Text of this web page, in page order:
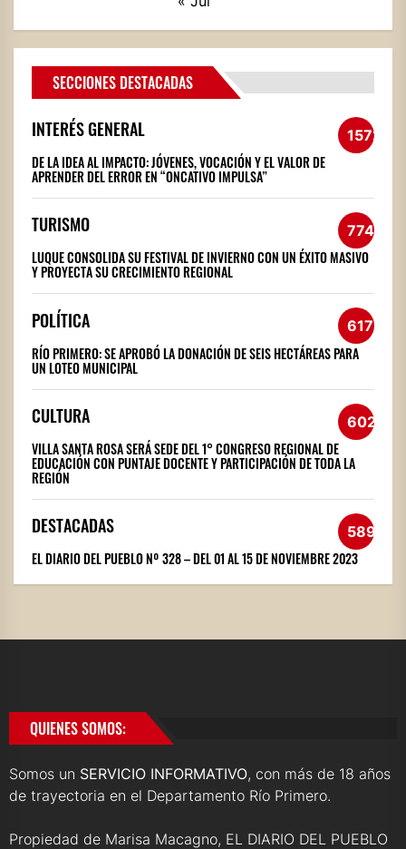
SECCIONES DESTACADAS
INTERÉS GENERAL 1572
DE LA IDEA AL IMPACTO: JÓVENES, VOCACIÓN Y EL VALOR DE
APRENDER DEL ERROR EN “ONCATIVO IMPULSA”
TURISMO 774
LUQUE CONSOLIDA SU FESTIVAL DE INVIERNO CON UN ÉXITO MASIVO
Y PROYECTA SU CRECIMIENTO REGIONAL
POLÍTICA 617
RÍO PRIMERO: SE APROBÓ LA DONACIÓN DE SEIS HECTÁREAS PARA
UN LOTEO MUNICIPAL
CULTURA 602
VILLA SANTA ROSA SERÁ SEDE DEL 1° CONGRESO REGIONAL DE
EDUCACIÓN CON PUNTAJE DOCENTE Y PARTICIPACIÓN DE TODA LA
REGIÓN
DESTACADAS 589
EL DIARIO DEL PUEBLO Nº 328 – DEL 01 AL 15 DE NOVIEMBRE 2023
QUIENES SOMOS:
Somos un SERVICIO INFORMATIVO, con más de 18 años
de trayectoria en el Departamento Río Primero.
Propiedad de Marisa Macagno, EL DIARIO DEL PUEBLO